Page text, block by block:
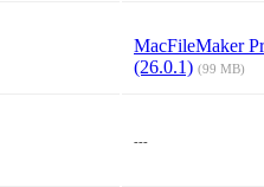
MacFileMaker
(26.0.1) (99 MB)
---